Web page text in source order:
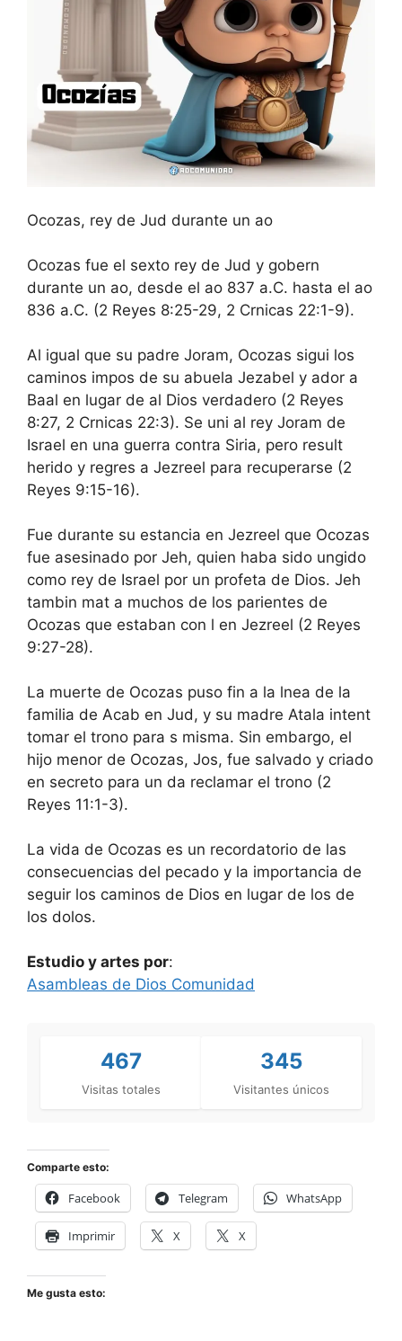
Ocozas, rey de Jud durante un ao
Ocozas fue el sexto rey de Jud y gobern
durante un ao, desde el ao 837 a.C. hasta el ao
836 a.C. (2 Reyes 8:25-29, 2 Crnicas 22:1-9).
Al igual que su padre Joram, Ocozas sigui los
caminos impos de su abuela Jezabel y ador a
Baal en lugar de al Dios verdadero (2 Reyes
8:27, 2 Crnicas 22:3). Se uni al rey Joram de
Israel en una guerra contra Siria, pero result
herido y regres a Jezreel para recuperarse (2
Reyes 9:15-16).
Fue durante su estancia en Jezreel que Ocozas
fue asesinado por Jeh, quien haba sido ungido
como rey de Israel por un profeta de Dios. Jeh
tambin mat a muchos de los parientes de
Ocozas que estaban con l en Jezreel (2 Reyes
9:27-28).
La muerte de Ocozas puso fin a la lnea de la
familia de Acab en Jud, y su madre Atala intent
tomar el trono para s misma. Sin embargo, el
hijo menor de Ocozas, Jos, fue salvado y criado
en secreto para un da reclamar el trono (2
Reyes 11:1-3).
La vida de Ocozas es un recordatorio de las
consecuencias del pecado y la importancia de
seguir los caminos de Dios en lugar de los de
los dolos.
Estudio y artes por:
Asambleas de Dios Comunidad
467
Visitas totales
345
Visitantes únicos
Comparte esto:
Facebook Telegram WhatsApp
Imprimir X X
Me gusta esto: